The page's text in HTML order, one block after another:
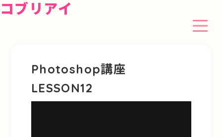
コブリアイ
Photoshop講座
LESSON12